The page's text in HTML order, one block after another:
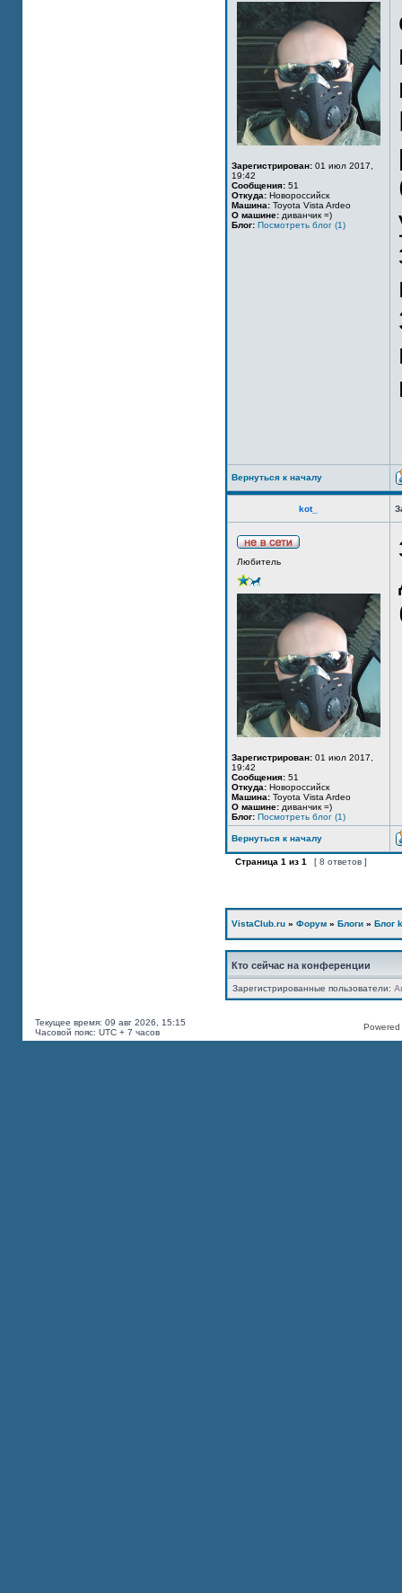
Зарегистрирован: 01 июл 2017,
19:42
Сообщения: 51
Откуда: Новороссийск
Машина: Toyota Vista Ardeo
О машине: диванчик =)
Блог: Посмотреть блог (1)
Вернуться к началу
kot_
Любитель
Зарегистрирован: 01 июл 2017,
19:42
Сообщения: 51
Откуда: Новороссийск
Машина: Toyota Vista Ardeo
О машине: диванчик =)
Блог: Посмотреть блог (1)
Вернуться к началу
Страница 1 из 1 [ 8 ответов ]
VistaClub.ru » Форум » Блоги » Блог
Кто сейчас на конференции
Зарегистрированные пользователи:
Текущее время: 09 авг 2026, 15:15
Часовой пояс: UTC + 7 часов